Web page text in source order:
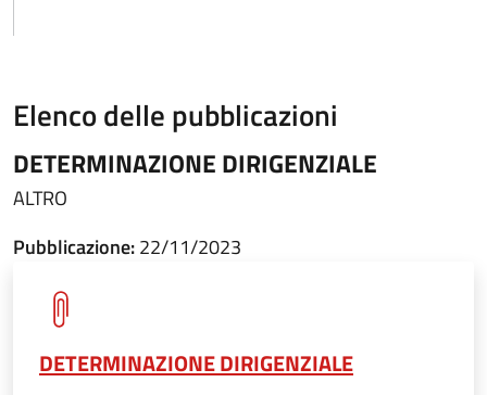
Elenco delle pubblicazioni
DETERMINAZIONE DIRIGENZIALE
ALTRO
Pubblicazione:22/11/2023
DETERMINAZIONE DIRIGENZIALE